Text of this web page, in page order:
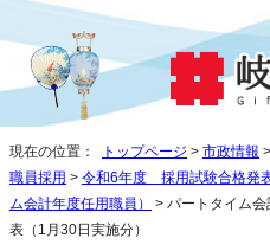
現在の位置： トップページ > 市政情報 >
職員採用 > 令和6年度 採用試験合格発
ム会計年度任用職員）
> パートタイム
表（1月30日実施分）